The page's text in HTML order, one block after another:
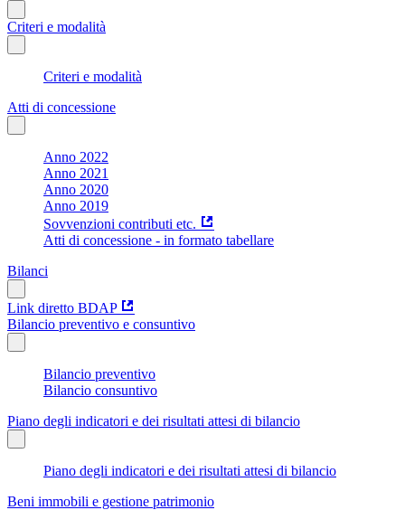
Criteri e modalità
Criteri e modalità
Atti di concessione
Anno 2022
Anno 2021
Anno 2020
Anno 2019
Sovvenzioni contributi etc.
Atti di concessione - in formato tabellare
Bilanci
Link diretto BDAP
Bilancio preventivo e consuntivo
Bilancio preventivo
Bilancio consuntivo
Piano degli indicatori e dei risultati attesi di bilancio
Piano degli indicatori e dei risultati attesi di bilancio
Beni immobili e gestione patrimonio